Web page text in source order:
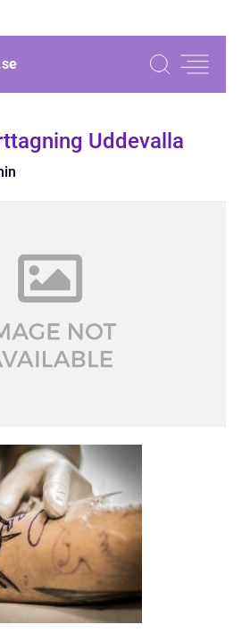
se
Uddevalla